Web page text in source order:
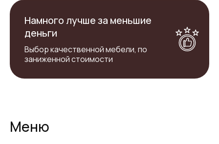
Намного лучше за меньшие
деньги
Выбор качественной мебели, по
заниженной стоимости
Меню